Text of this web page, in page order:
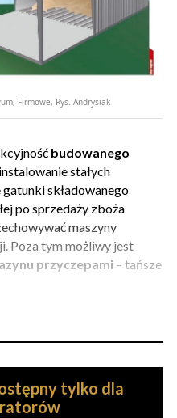
Firmowe, Rys. Andrysiak
budowanego
stałych
składowanego
po sprzedaży zboża
maszyny
Poza tym możliwy jest
przyczepami – tańsze
tylko dla